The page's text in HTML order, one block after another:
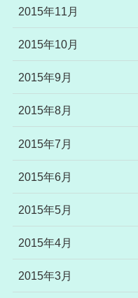
2015年11月
2015年10月
2015年9月
2015年8月
2015年7月
2015年6月
2015年5月
2015年4月
2015年3月